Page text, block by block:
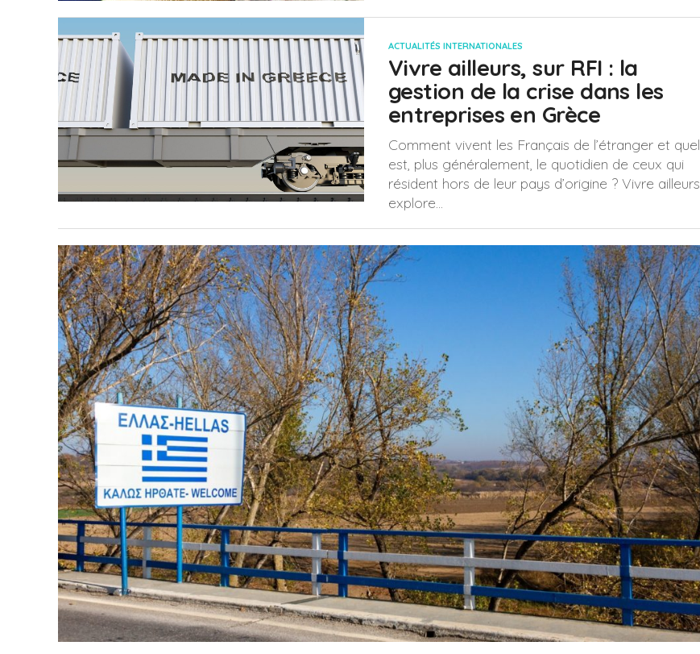
ACTUALITÉS INTERNATIONALES
Vivre ailleurs, sur RFI : la
gestion de la crise dans les
entreprises en Grèce
Comment vivent les Français de l’étranger et quel
est, plus généralement, le quotidien de ceux qui
résident hors de leur pays d’origine ? Vivre ailleurs
explore...